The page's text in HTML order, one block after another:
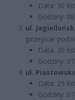
Data: 30
Godziny:
ul.
(przejście
Data: 30
Godziny:
ul.
Data: 29
Godziny: